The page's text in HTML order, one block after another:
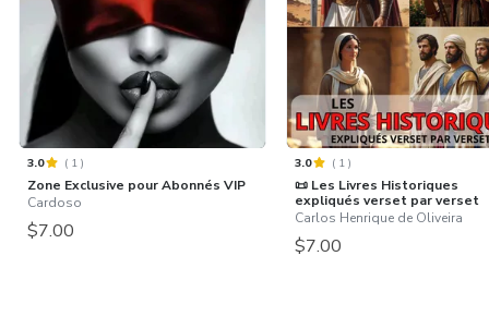
3.0 ( 1 )
Zone Exclusive pour Abonnés VIP
Cardoso
$7.00
3.0 ( 1 )
📜 Les Livres Historiques
expliqués verset par verset
Carlos Henrique de Oliveira
$7.00